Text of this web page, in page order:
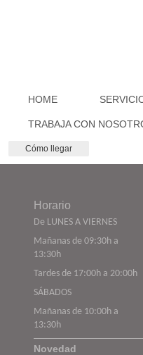
HOME
TRABAJA CON
Cómo llegar
Horario
De LUNES A VIERNES
Mañanas de 09:30h a
13:30h
Tardes de 17:00h a 20:00h
SÁBADOS
Mañanas de 10:00h a
13:30h
Novedad